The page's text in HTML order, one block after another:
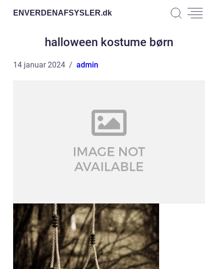
ENVERDENAFSYSLER.dk
halloween kostume børn
14 januar 2024 admin